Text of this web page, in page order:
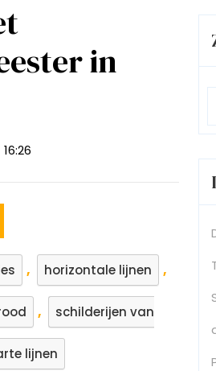
in
16:26
, horizontale lijnen ,
, schilderijen van
lijnen